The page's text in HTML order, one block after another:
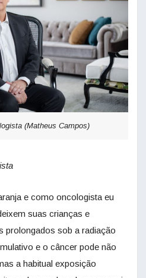
(Matheus Campos)
e como oncologista eu
suas crianças e
prolongados sob a radiação
e o câncer pode não
a habitual exposição